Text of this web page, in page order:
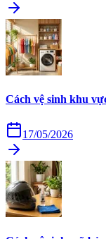
Cách vệ sinh khu
17/05/2026